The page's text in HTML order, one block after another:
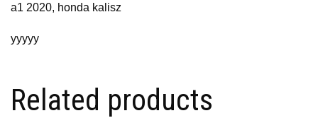
a1 2020, honda kalisz
yyyyy
Related products